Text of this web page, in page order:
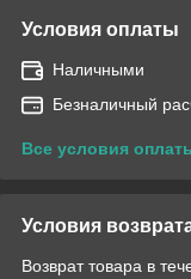
Условия оплаты
Наличными
Безналичный
Все условия
Условия
Возврат товара в